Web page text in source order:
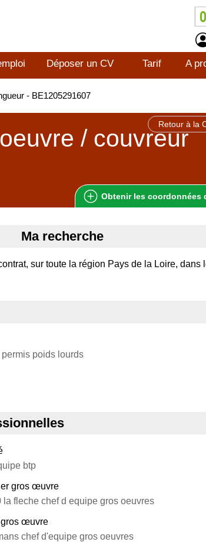
Déposer un CV Tarif A
- BE1205291607
Retour à la
/ couvreur
Obtenir les coordonnées
Ma recherche
sur toute la région Pays de la Loire, dans
poids lourds
btp
gros œuvre
fleche chef d equipe gros oeuvres
gros œuvre
chef d'equipe gros oeuvres